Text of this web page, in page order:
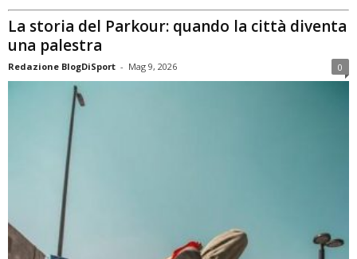
La storia del Parkour: quando la città diventa
una palestra
Redazione BlogDiSport - Mag 9, 2026 0